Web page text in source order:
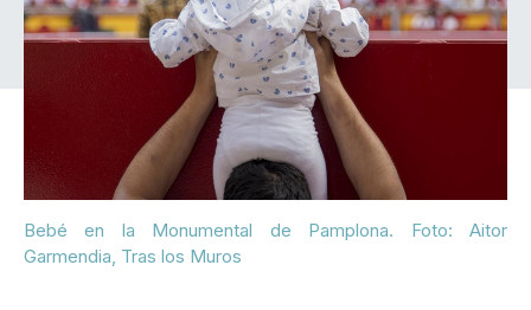
Bebé en la Monumental de Pamplona. Foto: Aitor
Garmendia, Tras los Muros